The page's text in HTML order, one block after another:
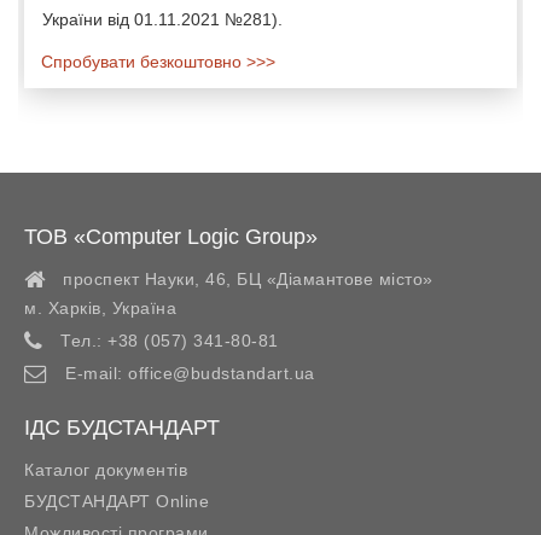
України від 01.11.2021 №281).
Спробувати безкоштовно >>>
ТОВ «Computer Logic Group»
проспект Науки, 46, БЦ «Діамантове місто»
м. Харків
Україна
Тел.: +38 (057) 341-80-81
E-mail: office@budstandart.ua
ІДС БУДСТАНДАРТ
Каталог документів
БУДСТАНДАРТ Online